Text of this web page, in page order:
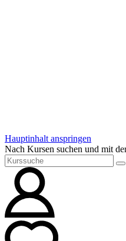
Hauptinhalt anspringen
Nach Kursen suchen und mit